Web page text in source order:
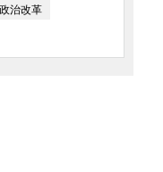
泰国民众纪念先王普密蓬逝世两周
治改革